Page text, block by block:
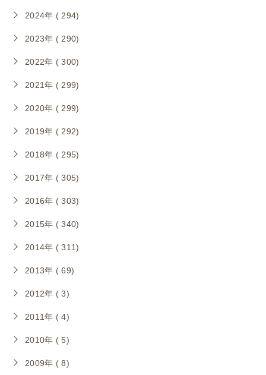
2024年 ( 294)
2023年 ( 290)
2022年 ( 300)
2021年 ( 299)
2020年 ( 299)
2019年 ( 292)
2018年 ( 295)
2017年 ( 305)
2016年 ( 303)
2015年 ( 340)
2014年 ( 311)
2013年 ( 69)
2012年 ( 3)
2011年 ( 4)
2010年 ( 5)
2009年 ( 8)